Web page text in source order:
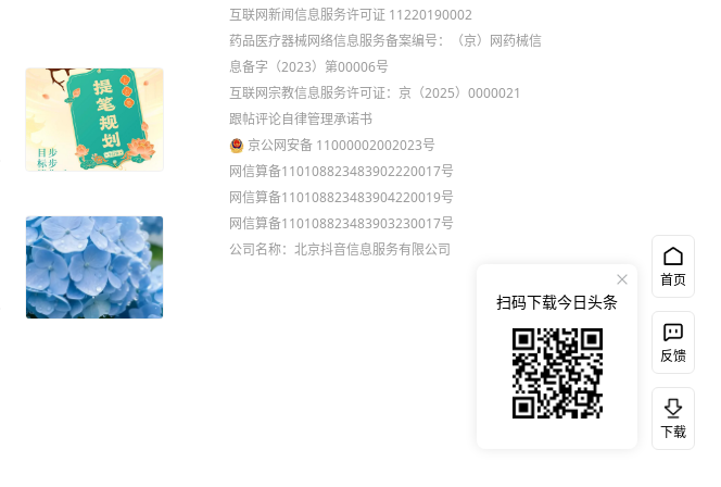
互联网新闻信息服务许可证 11220190002
药品医疗器械网络信息服务备案编号：（京）网药械信
息备字（2023）第00006号
互联网宗教信息服务许可证：京（2025）0000021
跟帖评论自律管理承诺书
京公网安备 11000002002023号
网信算备110108823483902220017号
网信算备110108823483904220019号
网信算备110108823483903230017号
公司名称：北京抖音信息服务有限公司
首页
反馈
下载
扫码下载今日头条